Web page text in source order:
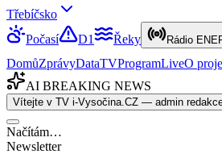
Třebíčsko
Počasí
D1 Řeky Rádio
DomůZprávyDataTVProgramLiveO
AI BREAKING NEWS
Vítejte v TV i-Vysočina.CZ — admin
Načítám…
Newsletter